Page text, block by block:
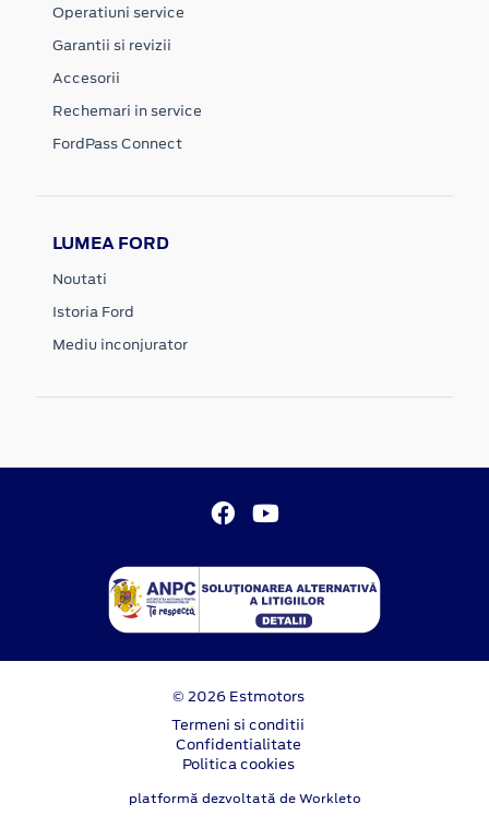
Operatiuni service
Garantii si revizii
Accesorii
Rechemari in service
FordPass Connect
LUMEA FORD
Noutati
Istoria Ford
Mediu inconjurator
© 2026 Estmotors
Termeni si conditii
Confidentialitate
Politica cookies
platformă dezvoltată de Workleto